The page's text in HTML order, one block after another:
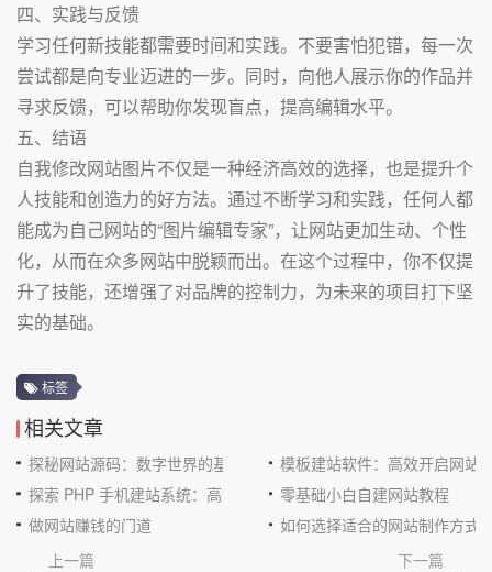
四、实践与反馈
学习任何新技能都需要时间和实践。不要害怕犯错，每一次
尝试都是向专业迈进的一步。同时，向他人展示你的作品并
寻求反馈，可以帮助你发现盲点，提高编辑水平。
五、结语
自我修改网站图片不仅是一种经济高效的选择，也是提升个
人技能和创造力的好方法。通过不断学习和实践，任何人都
能成为自己网站的“图片编辑专家”，让网站更加生动、个性
化，从而在众多网站中脱颖而出。在这个过程中，你不仅提
升了技能，还增强了对品牌的控制力，为未来的项目打下坚
实的基础。
标签
相关文章
探秘网站源码：数字世界的基石
模板建站软件：高效开启网站
探索 PHP 手机建站系统：高效与便捷的完美结合零基础小白自建网站教程
做网站赚钱的门道
如何选择适合的网站制作方式
上一篇
下一篇